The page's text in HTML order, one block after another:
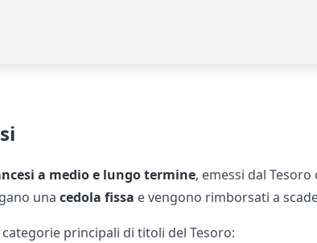
a medio e lungo termine, emessi dal Tesoro
unacedola fissa e vengono rimborsati a
principali di titoli del Tesoro: